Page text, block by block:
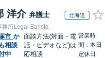
洋介 弁護士 北海道
務所Legal Barista
市 か
相談
中
面談方法(対面・電
話・ビデオなど)は
応相談
営業時
間：本日
定休日